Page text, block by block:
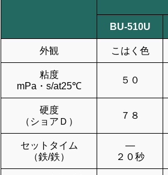
BU-510U
外観 こはく色
粘度
mPa・s/at25℃
５０
硬度
（ショアＤ）
７８
セットタイム
（鉄/鉄）
―
２０秒